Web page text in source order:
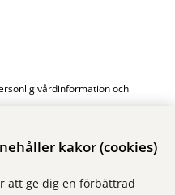
kakor (cookies)
att ge dig en förbättrad
vårdinformation och